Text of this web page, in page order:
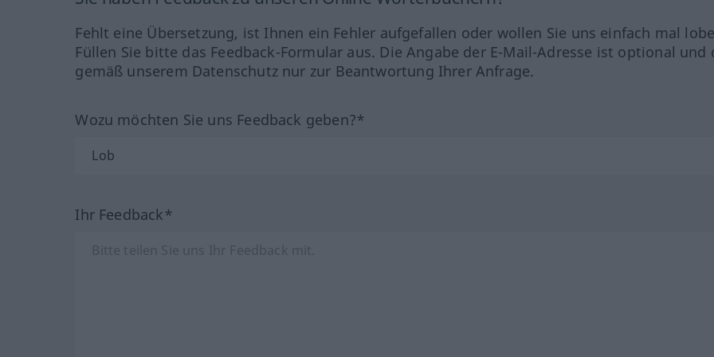
Fehlt eine Übersetzung, ist Ihnen ein Fehler aufgefallen oder wollen Sie uns einfach mal
Füllen Sie bitte das Feedback-Formular aus. Die Angabe der E-Mail-Adresse ist optional und
gemäß unserem Datenschutz nur zur Beantwortung Ihrer Anfrage.
Wozu möchten Sie uns Feedback geben?*
Ihr Feedback*